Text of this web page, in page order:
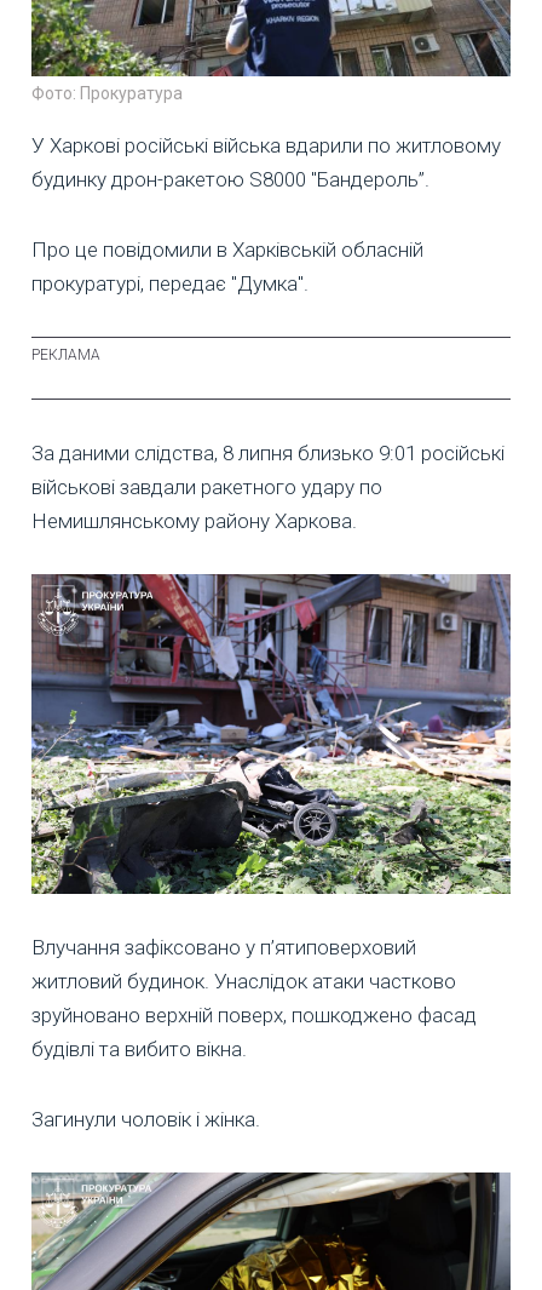
Фото: Прокуратура
У Харкові російські війська вдарили по житловому
будинку дрон-ракетою S8000 "Бандероль”.
Про це повідомили в Харківській обласній
прокуратурі, передає "Думка".
За даними слідства, 8 липня близько 9:01 російські
військові завдали ракетного удару по
Немишлянському району Харкова.
Влучання зафіксовано у п’ятиповерховий
житловий будинок. Унаслідок атаки частково
зруйновано верхній поверх, пошкоджено фасад
будівлі та вибито вікна.
Загинули чоловік і жінка.